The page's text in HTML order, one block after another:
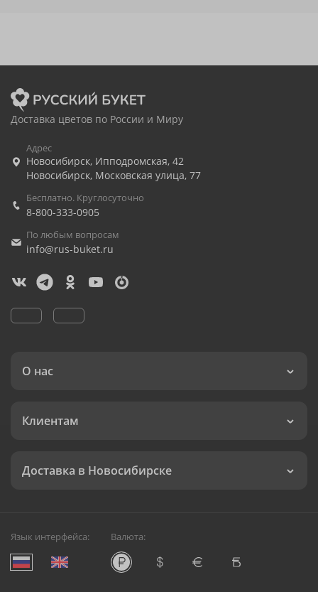
Доставка цветов по России и Миру
Адрес
Новосибирск, Ипподромская, 42
Новосибирск, Московская улица, 77
Бесплатно. Круглосуточно
8-800-333-0905
По любым вопросам
info@rus-buket.ru
О нас
Клиентам
Доставка в Новосибирске
Язык интерфейса: Валюта: